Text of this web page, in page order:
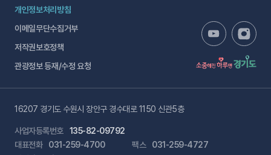
개인정보처리방침
이메일무단수집거부
저작권보호정책
관광정보 등재/수정 요청
16207 경기도 수원시 장안구 경수대로 1150 신관5층
사업자등록번호
135-82-09792
대표전화
031-259-4700 팩스
031-259-4727